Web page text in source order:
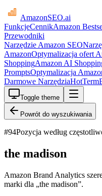
AmazonSEO.ai
FunkcjeCennikAmazon
Przewodniki
Narzędzie Amazon SEO
AmazonOptymalizacja ofert
ShoppingAmazon AI
PromptsOptymalizacja
Darmowe NarzędziaHotTerm
Toggle theme
Powrót do wyszukiwania
#94Pozycja według
the madison
Amazon Brand Analytics
marki dla „the madison”.